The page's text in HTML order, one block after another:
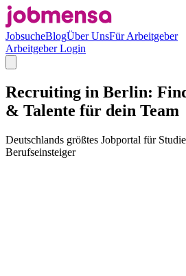
JobsucheBlogÜber UnsFür Arbeitgeber
Arbeitgeber Login
Recruiting in Berlin:
& Talente für dein Team
Deutschlands größtes Jobportal für
Berufseinsteiger